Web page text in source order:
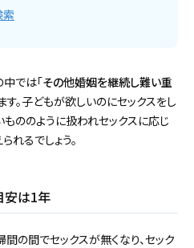
では「その他婚姻を継続し難い重
す。子どもが欲しいのにセックスをし
ののように扱われセックスに応じ
れるでしょう。
安は1年
の間でセックスが無くなり、セック